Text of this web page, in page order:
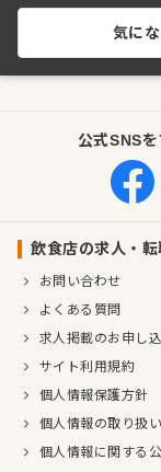
気に
公式SNS
飲食店の求人・
お問い合わせ
よくある質問
求人掲載のお申し
サイト利用規約
個人情報保護方針
個人情報の取り扱
個人情報に関する